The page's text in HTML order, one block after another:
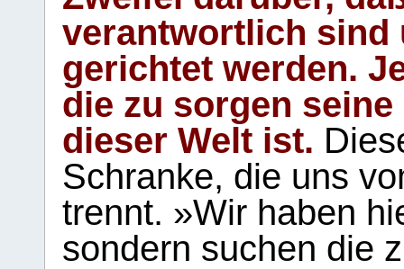
verantwortlich sind
gerichtet werden.
die zu sorgen
dieser Welt ist.
Schranke, die uns
trennt. »Wir haben
sondern suchen die